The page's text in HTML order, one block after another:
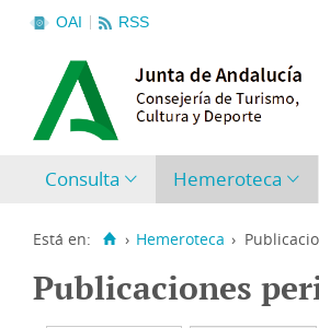
OAI RSS
Consulta Hemeroteca
Está en: › Hemeroteca ›
Publicaciones